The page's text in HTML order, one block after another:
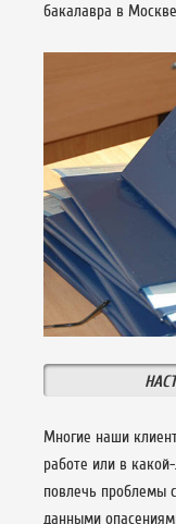
бакалавра в
Многие наши
работе или в
повлечь проблемы
данными